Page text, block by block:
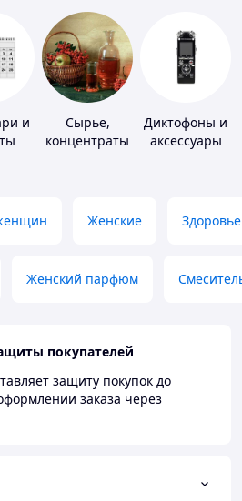
и
Сырье,
концентраты
Диктофоны и
аксессуары
Женские Здоровье
Женский парфюм
покупателей
защиту покупок до
заказа через